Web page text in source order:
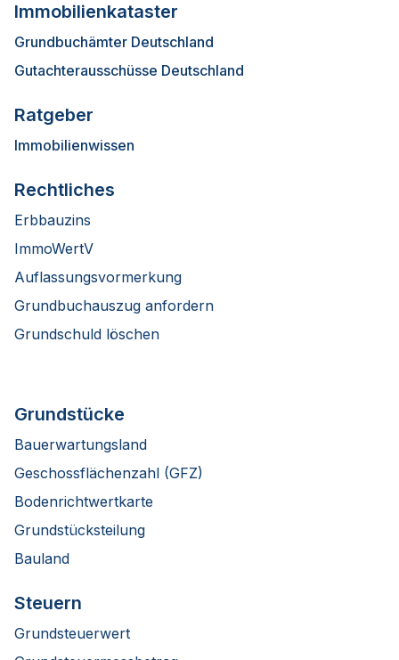
Immobilienkataster
Grundbuchämter Deutschland
Gutachterausschüsse Deutschland
Ratgeber
Immobilienwissen
Rechtliches
Erbbauzins
ImmoWertV
Auflassungsvormerkung
Grundbuchauszug anfordern
Grundschuld löschen
Grundstücke
Bauerwartungsland
Geschossflächenzahl (GFZ)
Bodenrichtwertkarte
Grundstücksteilung
Bauland
Steuern
Grundsteuerwert